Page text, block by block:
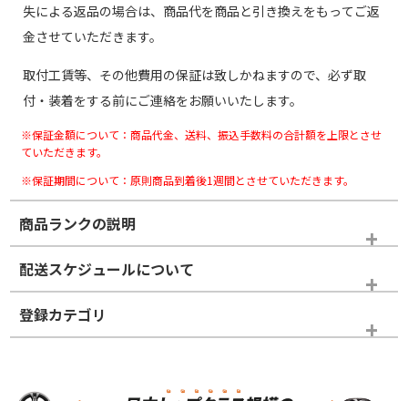
失による返品の場合は、商品代を商品と引き換えをもってご返
金させていただきます。
取付工賃等、その他費用の保証は致しかねますので、必ず取
付・装着をする前にご連絡をお願いいたします。
※保証金額について：商品代金、送料、振込手数料の合計額を上限とさせ
ていただきます。
※保証期間について：原則商品到着後1週間とさせていただきます。
商品ランクの説明
※商品ランクは出品者の主観により判断しておりますので、あら
かじめご了承ください。
ホイールランク
配送スケジュールについて
登録カテゴリ
ホイールのみ